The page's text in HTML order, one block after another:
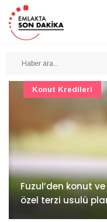
İv Kandilli'de
Konut Projeleri